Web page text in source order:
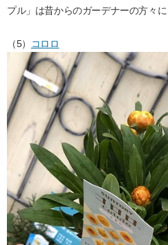
プル」は昔からのガーデナーの方々に
（5） コロロ